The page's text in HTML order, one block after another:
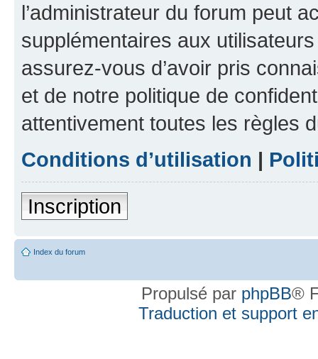
l’administrateur du forum peut
supplémentaires aux
assurez-vous d’avoir pris
et de notre politique de
attentivement toutes les règles
Conditions d’utilisation |
Inscription
Index du forum
Propulsé par phpBB®
Traduction et support